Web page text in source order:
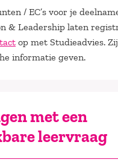
/ EC’s voor je
& Leadership laten
op met Studieadvies.
informatie geven.
met een
leervraag